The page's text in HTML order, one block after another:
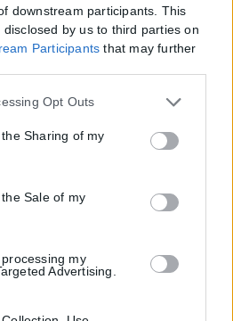
downstream participants. This
by us to third parties on
Participants that may further
app uses one or more Google
or usage behaviour. You may
to Google and its third-party
below specified purposes in below
Opt Outs
Sharing of my
Sale of my
my
Advertising.